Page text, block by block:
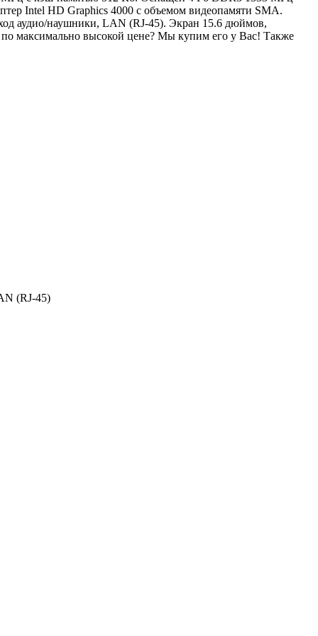
Intel HD Graphics 4000 с объемом видеопамяти SMA.
аудио/наушники, LAN (RJ-45). Экран 15.6 дюймов,
по максимально высокой цене? Мы купим его у Вас! Также
(RJ-45)